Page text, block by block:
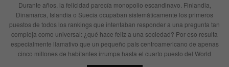
Durante años, la felicidad parecía monopolio escandinavo. Finlandia,
Dinamarca, Islandia o Suecia ocupaban sistemáticamente los primeros
puestos de todos los rankings que intentaban responder a una pregunta tan
compleja como universal: ¿qué hace feliz a una sociedad? Por eso resulta
especialmente llamativo que un pequeño país centroamericano de apenas
cinco millones de habitantes irrumpa hasta el cuarto puesto del World